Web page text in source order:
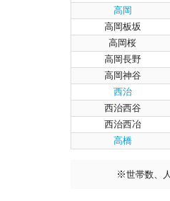
高岡
高岡板坂
高岡桜
高岡長野
高岡神谷
西治
西治西谷
西治西冶
高橋
※世帯数、